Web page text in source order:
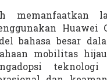
memanfaatkan
Huawei
bahasa besar
mobilitas hijau